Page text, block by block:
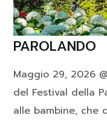
PAROLANDO
Maggio 29, 2026
del Festival della
alle bambine, che